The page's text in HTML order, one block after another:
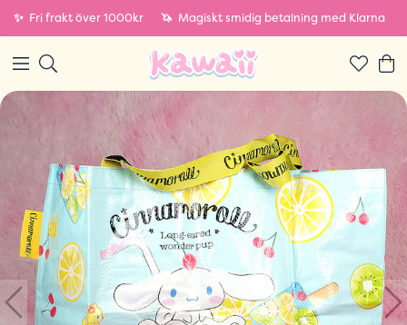
✨ Fri frakt över 1000kr 🦄 Magiskt smidig betalning med Klarna